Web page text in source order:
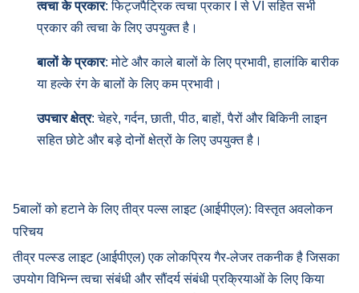
त्वचा के प्रकार: फिट्जपैट्रिक त्वचा प्रकार I से VI सहित सभी
प्रकार की त्वचा के लिए उपयुक्त है।
बालों के प्रकार: मोटे और काले बालों के लिए प्रभावी, हालांकि बारीक
या हल्के रंग के बालों के लिए कम प्रभावी।
उपचार क्षेत्र: चेहरे, गर्दन, छाती, पीठ, बाहों, पैरों और बिकिनी लाइन
सहित छोटे और बड़े दोनों क्षेत्रों के लिए उपयुक्त है।
5बालों को हटाने के लिए तीव्र पल्स लाइट (आईपीएल): विस्तृत अवलोकन
परिचय
तीव्र पल्स्ड लाइट (आईपीएल) एक लोकप्रिय गैर-लेजर तकनीक है जिसका
उपयोग विभिन्न त्वचा संबंधी और सौंदर्य संबंधी प्रक्रियाओं के लिए किया